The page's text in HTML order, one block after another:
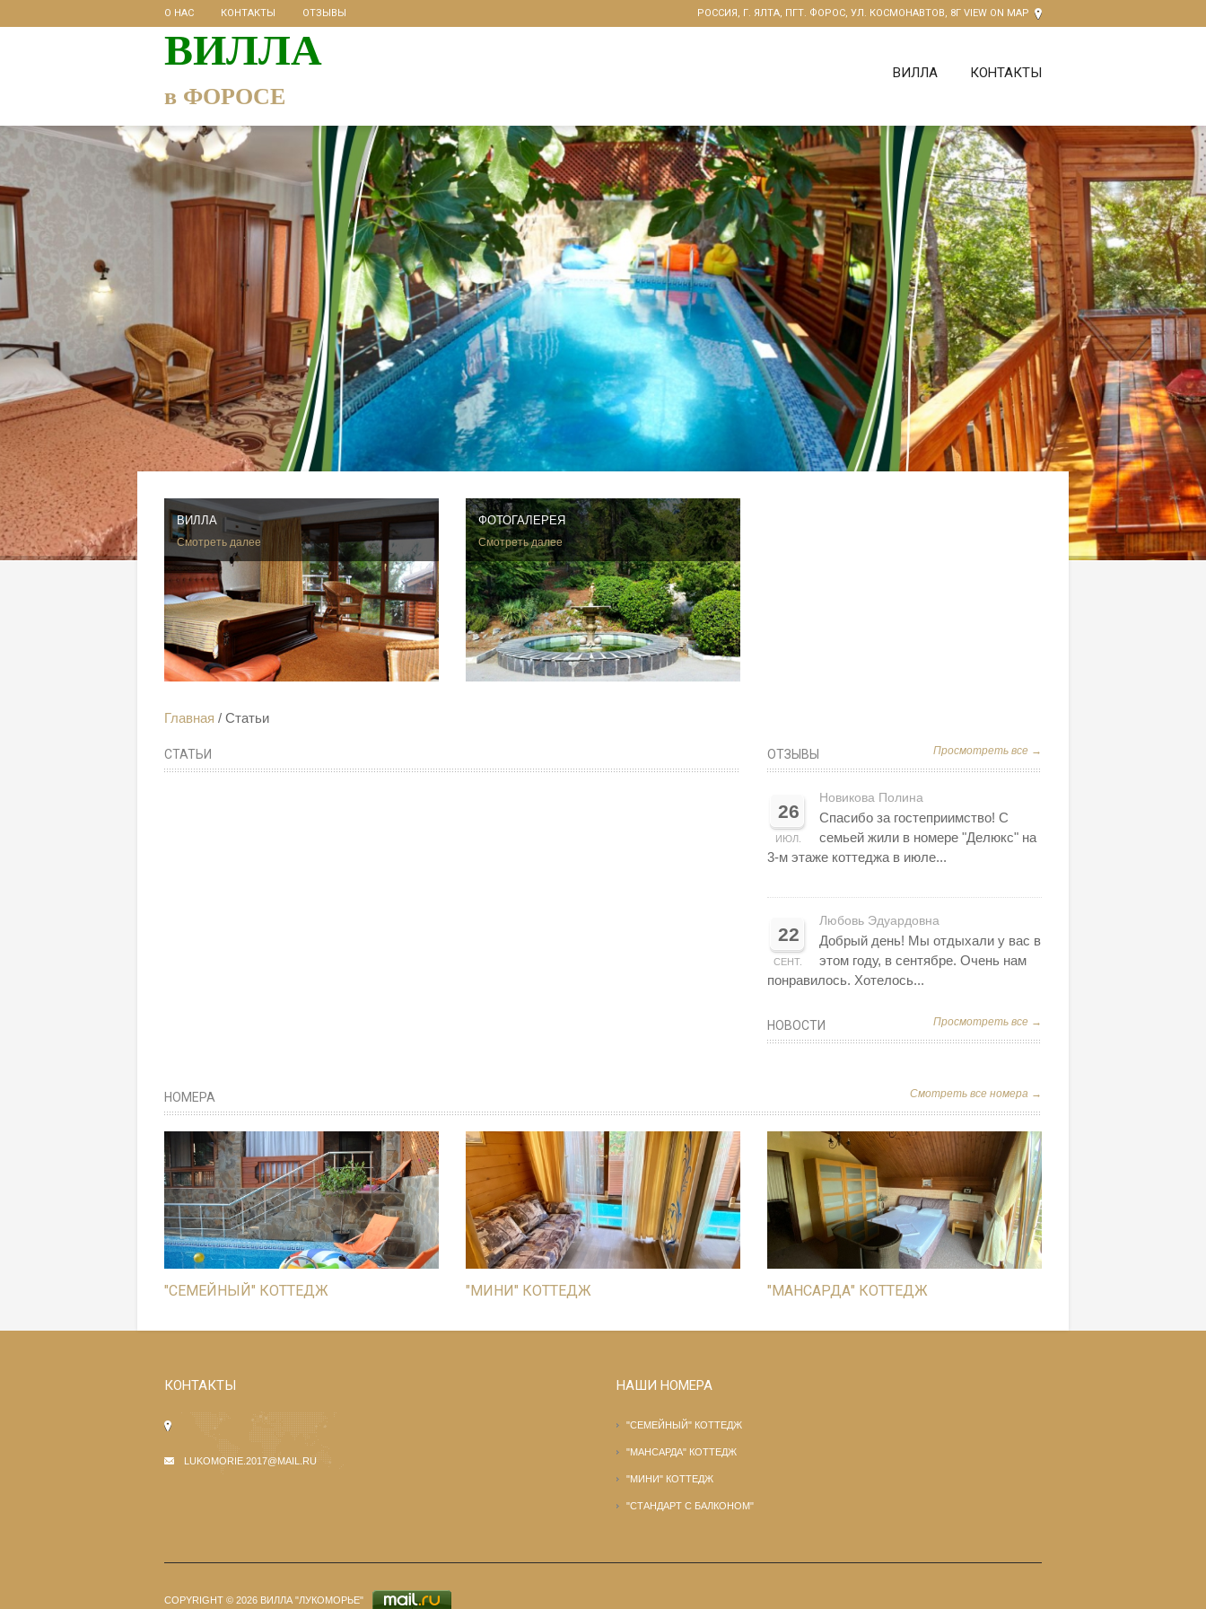
О НАС КОНТАКТЫ ОТЗЫВЫ РОССИЯ, Г. ЯЛТА, ПГТ. ФОРОС, УЛ. КОСМОНАВТОВ, 8Г VIEW ON MAP
ВИЛЛА
в ФОРОСЕ
ВИЛЛА КОНТАКТЫ
ВИЛЛА
Смотреть далее
ФОТОГАЛЕРЕЯ
Смотреть далее
Главная Статьи
СТАТЬИ ОТЗЫВЫ Просмотреть все →
26
ИЮЛ.
Новикова Полина
Спасибо за гостеприимство! С
семьей жили в номере "Делюкс" на
3-м этаже коттеджа в июле...
22
СЕНТ.
Любовь Эдуардовна
Добрый день! Мы отдыхали у вас в
этом году, в сентябре. Очень нам
понравилось. Хотелось...
НОВОСТИ Просмотреть все →
НОМЕРА Смотреть все номера →
"СЕМЕЙНЫЙ" КОТТЕДЖ "МИНИ" КОТТЕДЖ "МАНСАРДА" КОТТЕДЖ
КОНТАКТЫ
LUKOMORIE.2017@MAIL.RU
НАШИ НОМЕРА
"СЕМЕЙНЫЙ" КОТТЕДЖ
"МАНСАРДА" КОТТЕДЖ
"МИНИ" КОТТЕДЖ
"СТАНДАРТ С БАЛКОНОМ"
COPYRIGHT © 2026 ВИЛЛА "ЛУКОМОРЬЕ"